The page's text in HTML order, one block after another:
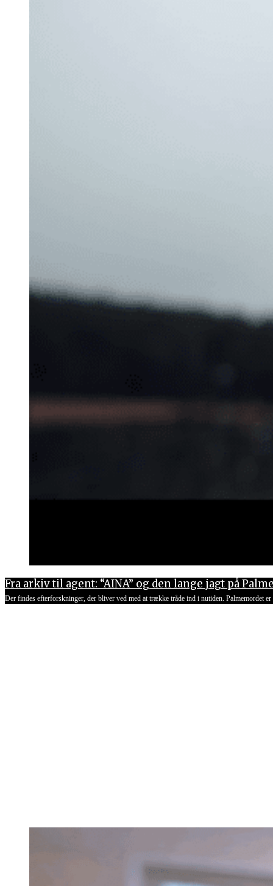
Fra arkiv til agent: “AINA” og den lange jagt på
Der findes efterforskninger, der bliver ved med at trække tråde ind i nutiden. Palmemordet er